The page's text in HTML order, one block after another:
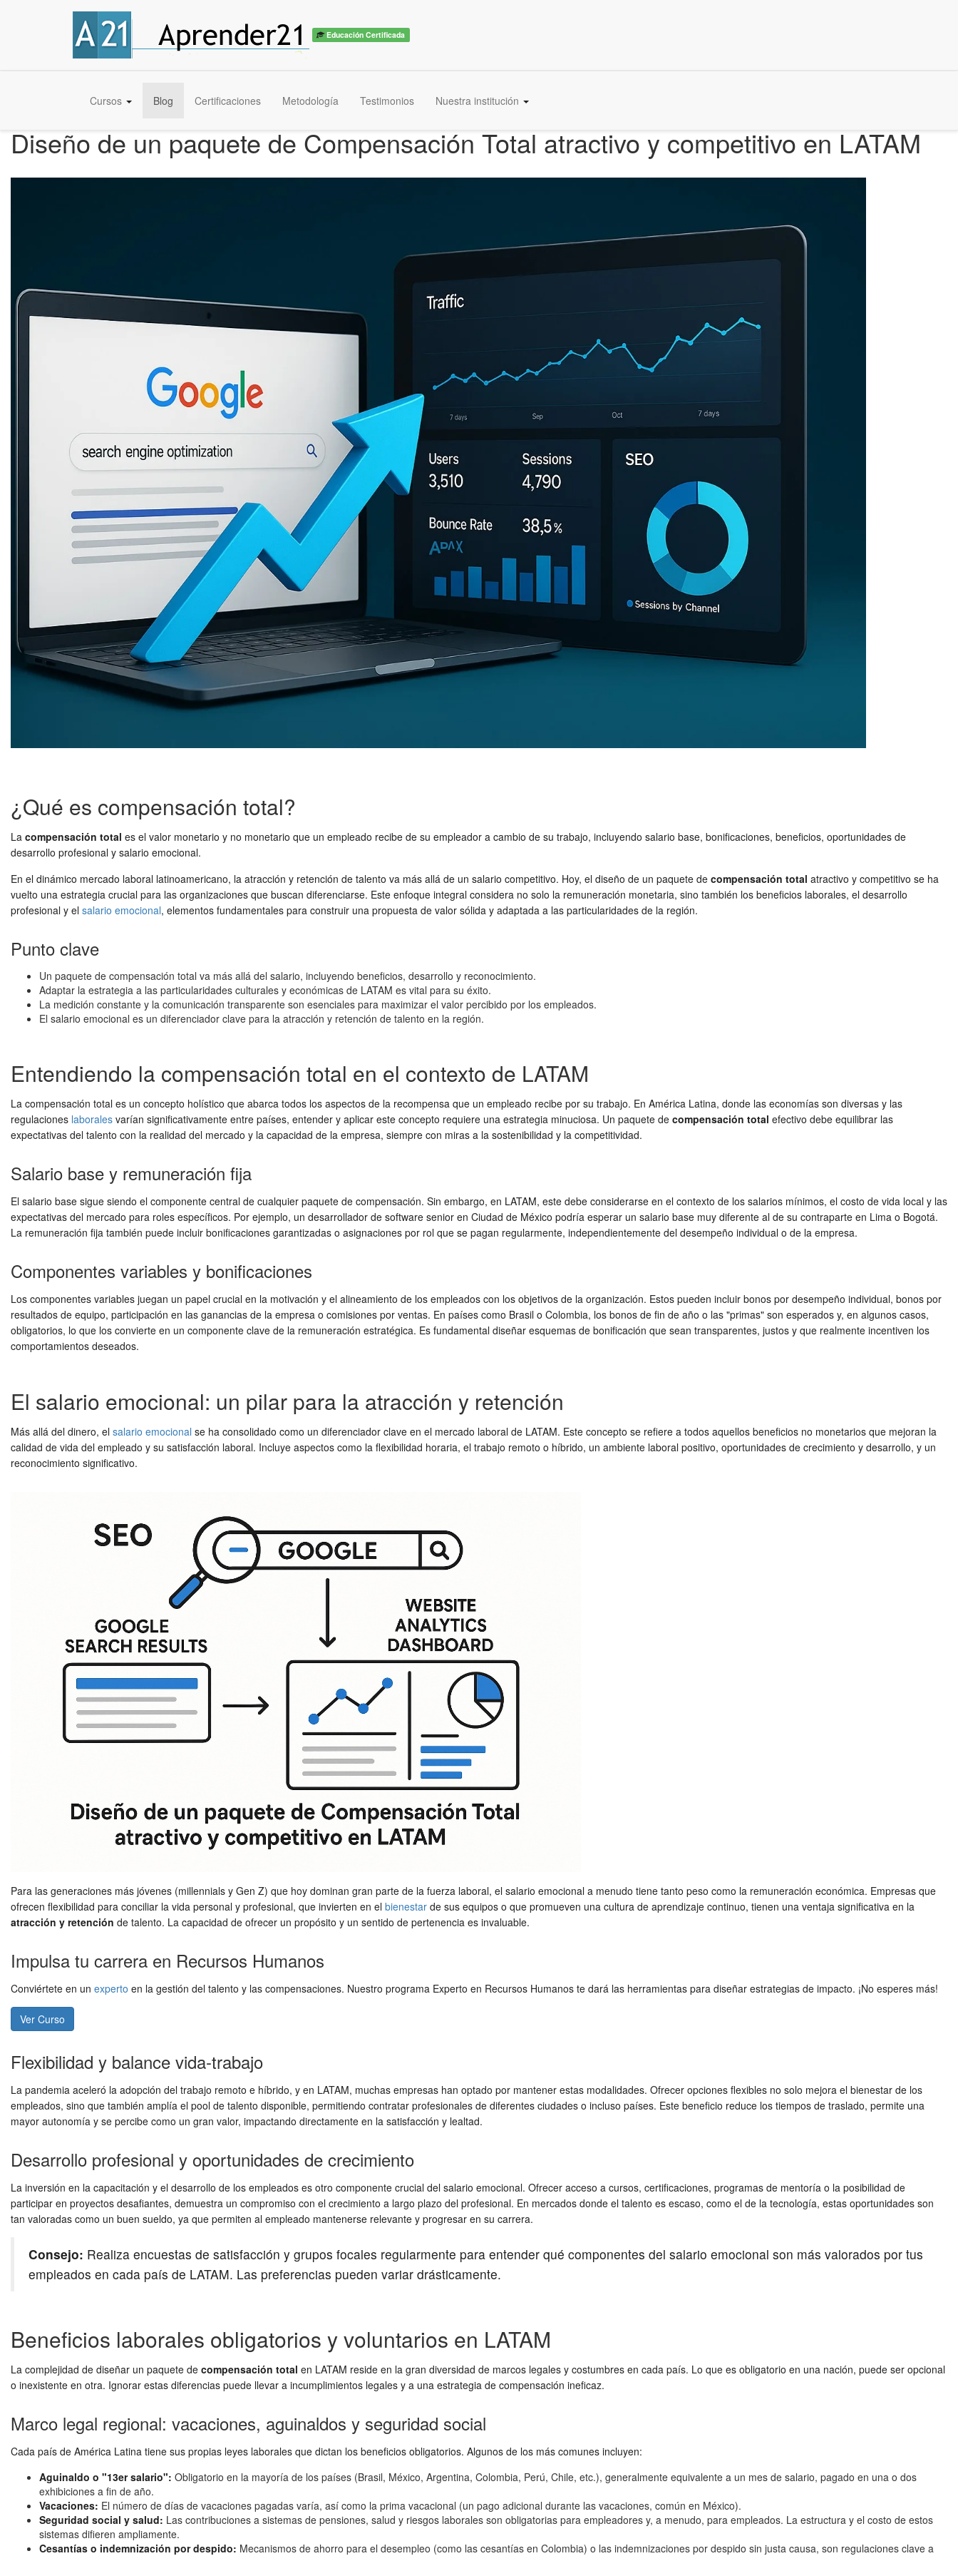
Educación Certificada
Cursos Blog Certificaciones Metodología Testimonios Nuestra institución
Diseño de un paquete de Compensación Total atractivo y competitivo en LATAM
¿Qué es compensación total?
La compensación total es el valor monetario y no monetario que un empleado recibe de su empleador a cambio de su trabajo, incluyendo salario base, bonificaciones, beneficios, oportunidades de
desarrollo profesional y salario emocional.
En el dinámico mercado laboral latinoamericano, la atracción y retención de talento va más allá de un salario competitivo. Hoy, el diseño de un paquete de compensación total atractivo y competitivo se ha
vuelto una estrategia crucial para las organizaciones que buscan diferenciarse. Este enfoque integral considera no solo la remuneración monetaria, sino también los beneficios laborales, el desarrollo
profesional y el salario emocional, elementos fundamentales para construir una propuesta de valor sólida y adaptada a las particularidades de la región.
Punto clave
Un paquete de compensación total va más allá del salario, incluyendo beneficios, desarrollo y reconocimiento.
Adaptar la estrategia a las particularidades culturales y económicas de LATAM es vital para su éxito.
La medición constante y la comunicación transparente son esenciales para maximizar el valor percibido por los empleados.
El salario emocional es un diferenciador clave para la atracción y retención de talento en la región.
Entendiendo la compensación total en el contexto de LATAM
La compensación total es un concepto holístico que abarca todos los aspectos de la recompensa que un empleado recibe por su trabajo. En América Latina, donde las economías son diversas y las
regulaciones laborales varían significativamente entre países, entender y aplicar este concepto requiere una estrategia minuciosa. Un paquete de compensación total efectivo debe equilibrar las
expectativas del talento con la realidad del mercado y la capacidad de la empresa, siempre con miras a la sostenibilidad y la competitividad.
Salario base y remuneración fija
El salario base sigue siendo el componente central de cualquier paquete de compensación. Sin embargo, en LATAM, este debe considerarse en el contexto de los salarios mínimos, el costo de vida local y las
expectativas del mercado para roles específicos. Por ejemplo, un desarrollador de software senior en Ciudad de México podría esperar un salario base muy diferente al de su contraparte en Lima o Bogotá.
La remuneración fija también puede incluir bonificaciones garantizadas o asignaciones por rol que se pagan regularmente, independientemente del desempeño individual o de la empresa.
Componentes variables y bonificaciones
Los componentes variables juegan un papel crucial en la motivación y el alineamiento de los empleados con los objetivos de la organización. Estos pueden incluir bonos por desempeño individual, bonos por
resultados de equipo, participación en las ganancias de la empresa o comisiones por ventas. En países como Brasil o Colombia, los bonos de fin de año o las "primas" son esperados y, en algunos casos,
obligatorios, lo que los convierte en un componente clave de la remuneración estratégica. Es fundamental diseñar esquemas de bonificación que sean transparentes, justos y que realmente incentiven los
comportamientos deseados.
El salario emocional: un pilar para la atracción y retención
Más allá del dinero, el salario emocional se ha consolidado como un diferenciador clave en el mercado laboral de LATAM. Este concepto se refiere a todos aquellos beneficios no monetarios que mejoran la
calidad de vida del empleado y su satisfacción laboral. Incluye aspectos como la flexibilidad horaria, el trabajo remoto o híbrido, un ambiente laboral positivo, oportunidades de crecimiento y desarrollo, y un
reconocimiento significativo.
Para las generaciones más jóvenes (millennials y Gen Z) que hoy dominan gran parte de la fuerza laboral, el salario emocional a menudo tiene tanto peso como la remuneración económica. Empresas que
ofrecen flexibilidad para conciliar la vida personal y profesional, que invierten en el bienestar de sus equipos o que promueven una cultura de aprendizaje continuo, tienen una ventaja significativa en la
atracción y retención de talento. La capacidad de ofrecer un propósito y un sentido de pertenencia es invaluable.
Impulsa tu carrera en Recursos Humanos
Conviértete en un experto en la gestión del talento y las compensaciones. Nuestro programa Experto en Recursos Humanos te dará las herramientas para diseñar estrategias de impacto. ¡No esperes más!
Ver Curso
Flexibilidad y balance vida-trabajo
La pandemia aceleró la adopción del trabajo remoto e híbrido, y en LATAM, muchas empresas han optado por mantener estas modalidades. Ofrecer opciones flexibles no solo mejora el bienestar de los
empleados, sino que también amplía el pool de talento disponible, permitiendo contratar profesionales de diferentes ciudades o incluso países. Este beneficio reduce los tiempos de traslado, permite una
mayor autonomía y se percibe como un gran valor, impactando directamente en la satisfacción y lealtad.
Desarrollo profesional y oportunidades de crecimiento
La inversión en la capacitación y el desarrollo de los empleados es otro componente crucial del salario emocional. Ofrecer acceso a cursos, certificaciones, programas de mentoría o la posibilidad de
participar en proyectos desafiantes, demuestra un compromiso con el crecimiento a largo plazo del profesional. En mercados donde el talento es escaso, como el de la tecnología, estas oportunidades son
tan valoradas como un buen sueldo, ya que permiten al empleado mantenerse relevante y progresar en su carrera.
Consejo: Realiza encuestas de satisfacción y grupos focales regularmente para entender qué componentes del salario emocional son más valorados por tus
empleados en cada país de LATAM. Las preferencias pueden variar drásticamente.
Beneficios laborales obligatorios y voluntarios en LATAM
La complejidad de diseñar un paquete de compensación total en LATAM reside en la gran diversidad de marcos legales y costumbres en cada país. Lo que es obligatorio en una nación, puede ser opcional
o inexistente en otra. Ignorar estas diferencias puede llevar a incumplimientos legales y a una estrategia de compensación ineficaz.
Marco legal regional: vacaciones, aguinaldos y seguridad social
Cada país de América Latina tiene sus propias leyes laborales que dictan los beneficios obligatorios. Algunos de los más comunes incluyen:
Aguinaldo o "13er salario": Obligatorio en la mayoría de los países (Brasil, México, Argentina, Colombia, Perú, Chile, etc.), generalmente equivalente a un mes de salario, pagado en una o dos
exhibiciones a fin de año.
Vacaciones: El número de días de vacaciones pagadas varía, así como la prima vacacional (un pago adicional durante las vacaciones, común en México).
Seguridad social y salud: Las contribuciones a sistemas de pensiones, salud y riesgos laborales son obligatorias para empleadores y, a menudo, para empleados. La estructura y el costo de estos
sistemas difieren ampliamente.
Cesantías o indemnización por despido: Mecanismos de ahorro para el desempleo (como las cesantías en Colombia) o las indemnizaciones por despido sin justa causa, son regulaciones clave a